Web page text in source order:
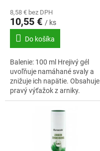
8,58 € bez DPH
10,55 € / ks
Do košíka
Balenie: 100 ml Hrejivý gél
uvoľňuje namáhané svaly a
znižuje ich napätie. Obsahuje
pravý výťažok z arniky.